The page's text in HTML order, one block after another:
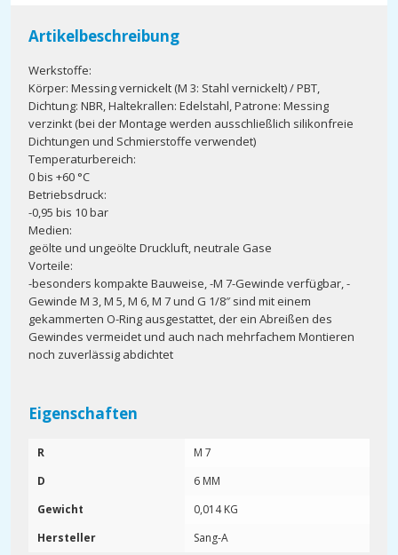
Artikelbeschreibung
Werkstoffe:
Körper: Messing vernickelt (M 3: Stahl vernickelt) / PBT,
Dichtung: NBR, Haltekrallen: Edelstahl, Patrone: Messing
verzinkt (bei der Montage werden ausschließlich silikonfreie
Dichtungen und Schmierstoffe verwendet)
Temperaturbereich:
0 bis +60 °C
Betriebsdruck:
-0,95 bis 10 bar
Medien:
geölte und ungeölte Druckluft, neutrale Gase
Vorteile:
-besonders kompakte Bauweise, -M 7-Gewinde verfügbar, -
Gewinde M 3, M 5, M 6, M 7 und G 1/8″ sind mit einem
gekammerten O-Ring ausgestattet, der ein Abreißen des
Gewindes vermeidet und auch nach mehrfachem Montieren
noch zuverlässig abdichtet
Eigenschaften
R
M 7
D
6 MM
Gewicht
0,014 KG
Hersteller
Sang-A